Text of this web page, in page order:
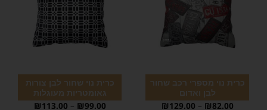
כרית נוי מספרי רכב שחור
לבן ואדום
₪82.00
–
₪129.00
כרית נוי שחור לבן צורות
גאומטריות מעוגלות
₪99.00
–
₪113.00